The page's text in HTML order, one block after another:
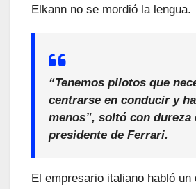
Elkann no se mordió la lengua.
“Tenemos pilotos que
centrarse en conducir y
menos”, soltó con dureza
presidente de Ferrari.
El empresario italiano habló un